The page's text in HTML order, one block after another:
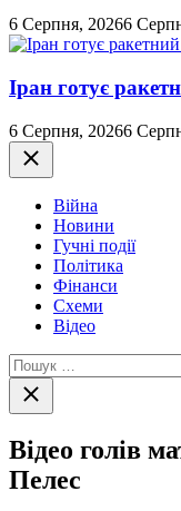
6 Серпня, 20266
Іран готує
6 Серпня, 20266
Закрити
Війна
Новини
Гучні події
Політика
Фінанси
Схеми
Відео
Пошук:
Закрити
пошук
Відео голів
Пелес